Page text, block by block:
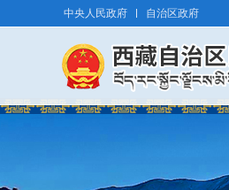
中央人民政府 自治区政府